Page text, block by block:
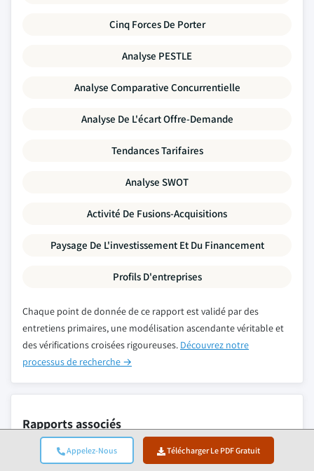
Appelez-Nous Télécharger Le PDF Gratuit
Cinq Forces De Porter
Analyse PESTLE
Analyse Comparative Concurrentielle
Analyse De L'écart Offre-Demande
Tendances Tarifaires
Analyse SWOT
Activité De Fusions-Acquisitions
Paysage De L'investissement Et Du Financement
Profils D'entreprises
Chaque point de donnée de ce rapport est validé par des
entretiens primaires, une modélisation ascendante véritable et
des vérifications croisées rigoureuses. Découvrez notre
processus de recherche →
Rapports associés